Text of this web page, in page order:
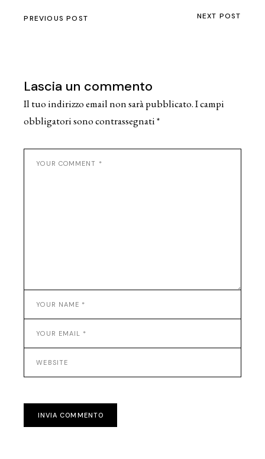
PREVIOUS POST NEXT POST
Lascia un commento
Il tuo indirizzo email non sarà pubblicato.I campi
obbligatori sono contrassegnati*
INVIA COMMENTO